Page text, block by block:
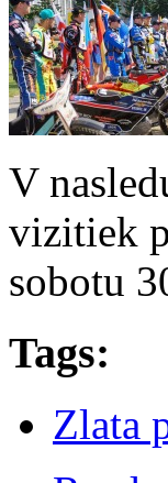
V
vizitiek
sobotu
Tags:
Zlata